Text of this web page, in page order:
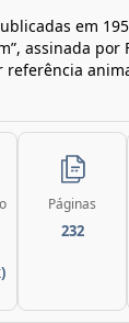
em
assinada
referência
Páginas
232